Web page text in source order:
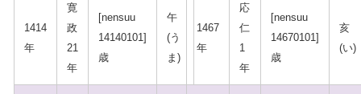
1414
年
寛
政
21
年
[nensuu
14140101]
歳
午
(う
ま)
1467
年
応
仁
1
年
[nensuu
14670101]
歳
亥
(い)